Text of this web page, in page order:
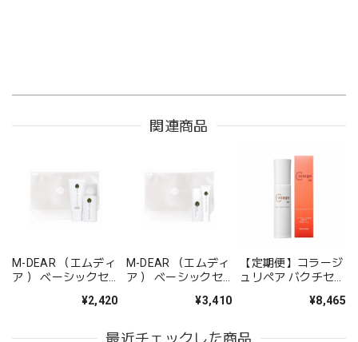
関連商品
M-DEAR （エムディ
ア ） ベーシックセ
¥2,420
M-DEAR （エムディ
ア ） ベーシックセ
¥3,410
【定期便】コラージ
ュリペア バクチセラ
¥8,465
最近チェックした商品